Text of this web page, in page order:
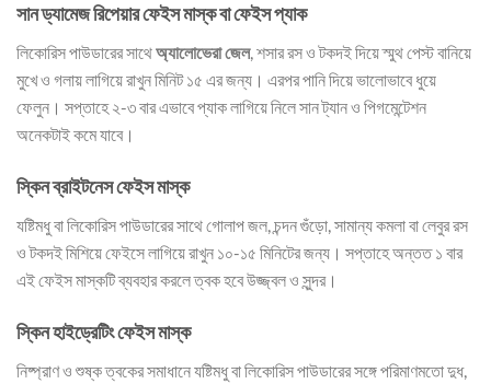
সান ড্যামেজ রিপেয়ার ফেইস মাস্ক বা ফেইস প্যাক
লিকোরিস পাউডারের সাথেঅ্যালোভেরা জেল, শসার রস ও টকদই দিয়ে স্মুথ পেস্ট বানিয়ে
মুখে ও গলায় লাগিয়ে রাখুন মিনিট ১৫ এর জন্য। এরপর পানি দিয়ে ভালোভাবে ধুয়ে
ফেলুন। সপ্তাহে ২-৩ বার এভাবে প্যাক লাগিয়ে নিলে সান ট্যান ও পিগমেন্টেশন
অনেকটাই কমে যাবে।
স্কিন ব্রাইটনেস ফেইস মাস্ক
যষ্টিমধু বা লিকোরিস পাউডারের সাথে গোলাপ জল, চন্দন গুঁড়ো, সামান্য কমলা বা লেবুর রস
ও টকদই মিশিয়ে ফেইসে লাগিয়ে রাখুন ১০-১৫ মিনিটের জন্য। সপ্তাহে অন্তত ১ বার
এই ফেইস মাস্কটি ব্যবহার করলে ত্বক হবে উজ্জ্বল ও সুন্দর।
স্কিন হাইড্রেটিং ফেইস মাস্ক
নিষ্প্রাণ ও শুষ্ক ত্বকের সমাধানে যষ্টিমধু বা লিকোরিস পাউডারের সঙ্গে পরিমাণমতো দুধ,